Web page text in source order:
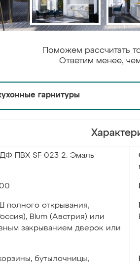
Поможем рассчитать
Ответим менее,
гарнитуры
ПВХ SF 023 2. Эмаль
полного открывания,
Blum (Австрия) или
закрыванием дверок или
бутылочницы,